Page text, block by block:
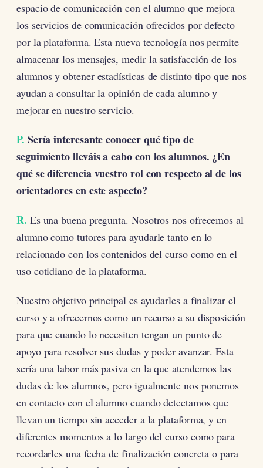
espacio de comunicación con el alumno que mejora
los servicios de comunicación ofrecidos por defecto
por la plataforma. Esta nueva tecnología nos permite
almacenar los mensajes, medir la satisfacción de los
alumnos y obtener estadísticas de distinto tipo que nos
ayudan a consultar la opinión de cada alumno y
mejorar en nuestro servicio.
P. Sería interesante conocer qué tipo de
seguimiento lleváis a cabo con los alumnos. ¿En
qué se diferencia vuestro rol con respecto al de los
orientadores en este aspecto?
R. Es una buena pregunta. Nosotros nos ofrecemos al
alumno como tutores para ayudarle tanto en lo
relacionado con los contenidos del curso como en el
uso cotidiano de la plataforma.
Nuestro objetivo principal es ayudarles a finalizar el
curso y a ofrecernos como un recurso a su disposición
para que cuando lo necesiten tengan un punto de
apoyo para resolver sus dudas y poder avanzar. Esta
sería una labor más pasiva en la que atendemos las
dudas de los alumnos, pero igualmente nos ponemos
en contacto con el alumno cuando detectamos que
llevan un tiempo sin acceder a la plataforma, y en
diferentes momentos a lo largo del curso como para
recordarles una fecha de finalización concreta o para